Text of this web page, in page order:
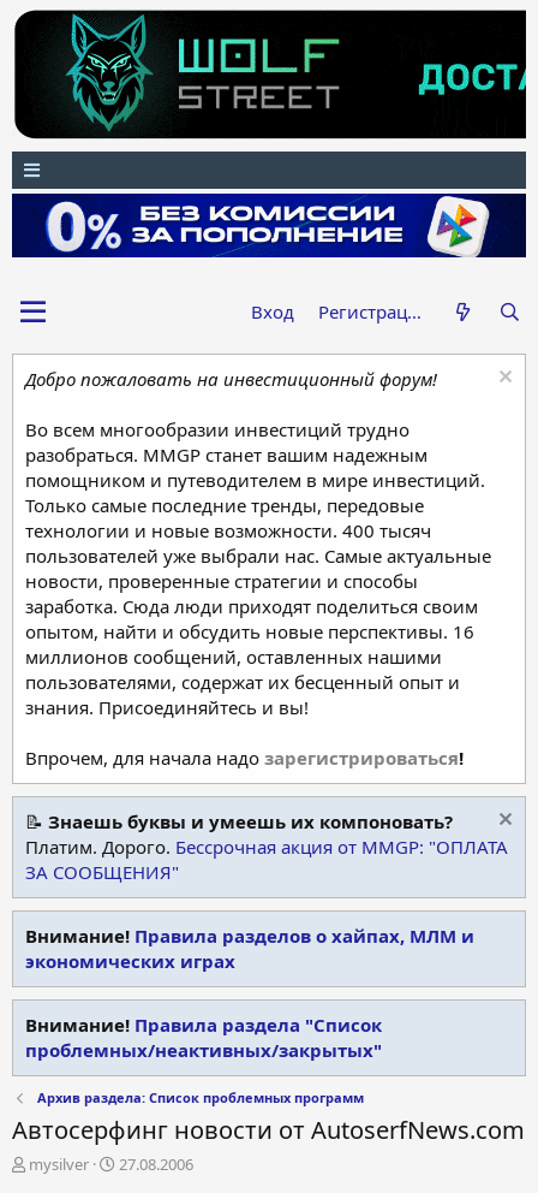
Вход Регистрация
Добро пожаловать на инвестиционный форум!
Во всем многообразии инвестиций трудно
разобраться. MMGP станет вашим надежным
помощником и путеводителем в мире инвестиций.
Только самые последние тренды, передовые
технологии и новые возможности. 400 тысяч
пользователей уже выбрали нас. Самые актуальные
новости, проверенные стратегии и способы
заработка. Сюда люди приходят поделиться своим
опытом, найти и обсудить новые перспективы. 16
миллионов сообщений, оставленных нашими
пользователями, содержат их бесценный опыт и
знания. Присоединяйтесь и вы!
Впрочем, для начала надо зарегистрироваться!
📝 Знаешь буквы и умеешь их компоновать?
Платим. Дорого. Бессрочная акция от MMGP: "ОПЛАТА
ЗА СООБЩЕНИЯ"
Внимание! Правила разделов о хайпах, МЛМ и
экономических играх
Внимание! Правила раздела "Список
проблемных/неактивных/закрытых"
Архив раздела: Список проблемных программ
Автосерфинг новости от AutoserfNews.com
А
mysilver
Д
27.08.2006